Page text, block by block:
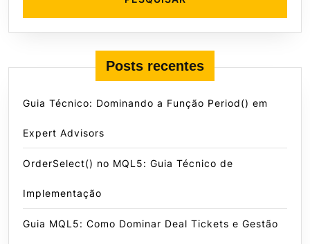
Posts recentes
Guia Técnico: Dominando a Função Period() em
Expert Advisors
OrderSelect() no MQL5: Guia Técnico de
Implementação
Guia MQL5: Como Dominar Deal Tickets e Gestão